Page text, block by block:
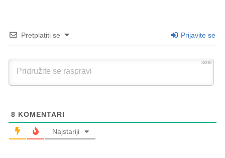
Pretplatiti se Prijavite se
3000
8 KOMENTARI
Najstariji